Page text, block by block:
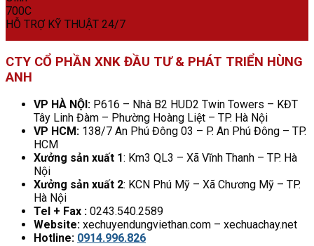
HỖ TRỢ KỸ THUẬT 24/7
CTY CỔ PHẦN XNK ĐẦU TƯ & PHÁT TRIỂN HÙNG
ANH
VP HÀ NỘI: P616 – Nhà B2 HUD2 Twin Towers – KĐT
Tây Linh Đàm – Phường Hoàng Liệt – TP. Hà Nội
VP HCM: 138/7 An Phú Đông 03 – P. An Phú Đông – TP.
HCM
Xưởng sản xuất 1: Km3 QL3 – Xã Vĩnh Thanh – TP. Hà
Nội
Xưởng sản xuất 2: KCN Phú Mỹ – Xã Chương Mỹ – TP.
Hà Nội
Tel + Fax : 0243.540.2589
Website: xechuyendungviethan.com – xechuachay.net
Hotline: 0914.996.826